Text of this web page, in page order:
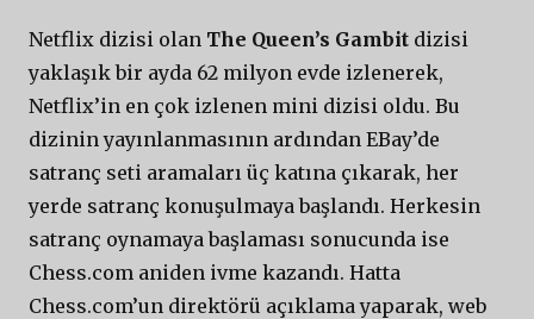
Netflix dizisi olan The Queen’s Gambit dizisi
yaklaşık bir ayda 62 milyon evde izlenerek,
Netflix’in en çok izlenen mini dizisi oldu. Bu
dizinin yayınlanmasının ardından EBay’de
satranç seti aramaları üç katına çıkarak, her
yerde satranç konuşulmaya başlandı. Herkesin
satranç oynamaya başlaması sonucunda ise
Chess.com aniden ivme kazandı. Hatta
Chess.com’un direktörü açıklama yaparak, web